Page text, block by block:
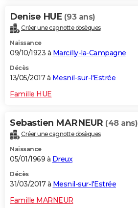
Denise HUE (93 ans)
Créer une cagnotte obsèques
Naissance
09/10/1923 à Marcilly-la-Campagne
Décès
13/05/2017 à Mesnil-sur-l'Estrée
Famille HUE
Sebastien MARNEUR (48 ans)
Créer une cagnotte obsèques
Naissance
05/01/1969 à Dreux
Décès
31/03/2017 à Mesnil-sur-l'Estrée
Famille MARNEUR